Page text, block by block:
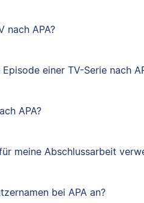
nach APA?
einer TV-Serie nach
APA?
meine Abschlussarbeit
bei APA an?